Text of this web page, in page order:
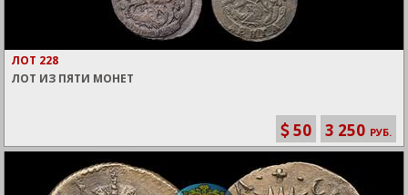
ЛОТ 228
ЛОТ ИЗ ПЯТИ МОНЕТ
50 3 250 РУБ.